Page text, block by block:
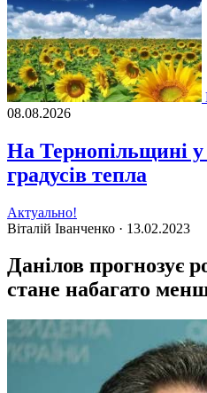
08.08.2026
На Тернопільщині у
градусів тепла
Актуально!
Віталій Іванченко · 13.02.2023
Данілов прогнозує
стане набагато